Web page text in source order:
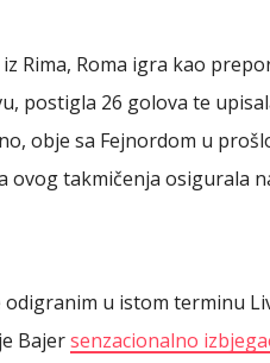
Rima, Roma igra kao
postigla 26 golova te
obje sa Fejnordom u
ovog takmičenja osigurala
odigranim u istom terminu
Bajersenzacionalno